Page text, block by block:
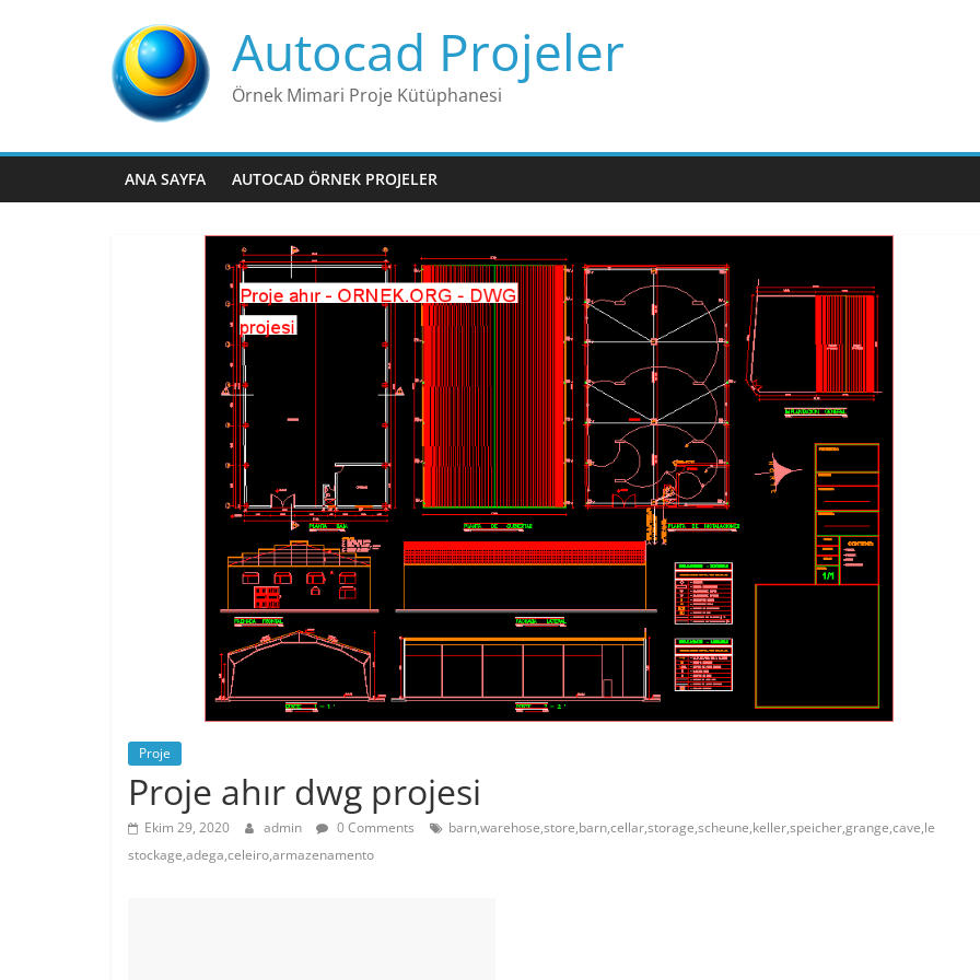
Autocad Projeler
Örnek Mimari Proje Kütüphanesi
ANA SAYFA AUTOCAD ÖRNEK PROJELER
Proje
Proje ahır dwg projesi
Ekim 29, 2020 admin 0 Comments
barn,warehose,store,barn,cellar,storage,scheune,keller,speicher,grange,cave,le
stockage,adega,celeiro,armazenamento